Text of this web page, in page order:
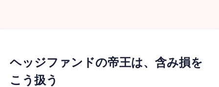
ヘッジファンドの帝王は、含み損を
こう扱う